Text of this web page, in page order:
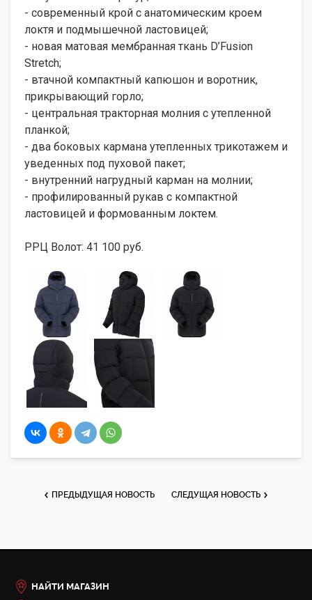
- современный крой с анатомическим кроем
локтя и подмышечной ластовицей;
- новая матовая мембранная ткань D’Fusion
Stretch;
- втачной компактный капюшон и воротник,
прикрывающий горло;
- центральная тракторная молния с утепленной
планкой;
- два боковых кармана утепленных трикотажем и
уведенных под пуховой пакет;
- внутренний нагрудный карман на молнии;
- профилированный рукав с компактной
ластовицей и формованным локтем.
РРЦ Волот: 41 100 руб.
ПРЕДЫДУЩАЯ НОВОСТЬ СЛЕДУЩАЯ НОВОСТЬ
НАЙТИ МАГАЗИН